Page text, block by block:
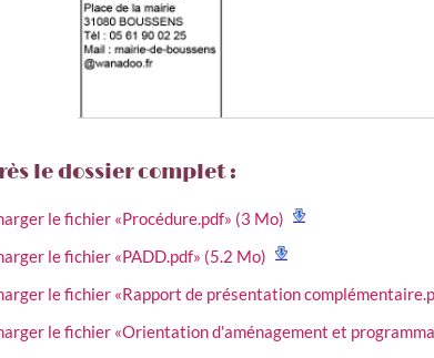
le dossier complet :
le fichier «Procédure.pdf» (3 Mo)
le fichier «PADD.pdf» (5.2 Mo)
le fichier «Rapport de présentation
le fichier «Orientation d'aménagement et